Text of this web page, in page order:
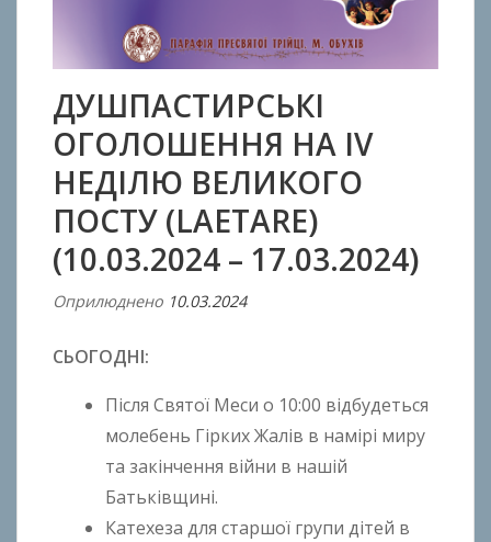
ДУШПАСТИРСЬКІ
ОГОЛОШЕННЯ НА IV
НЕДІЛЮ ВЕЛИКОГО
ПОСТУ (LAETARE)
(10.03.2024 – 17.03.2024)
Оприлюднено 10.03.2024В
n
t
o
B
СЬОГОДНІ:
Після Святої Меси o 10:00 відбудеться
молебень Гірких Жалів в намірі миру
та закінчення війни в нашій
Батьківщині.
Катехеза для старшої групи дітей в